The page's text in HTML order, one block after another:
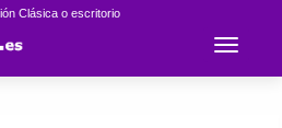
Clásica o escritorio
Toggle